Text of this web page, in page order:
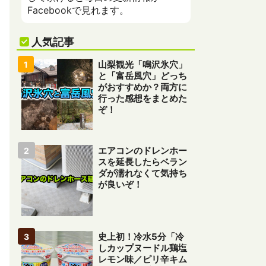
Facebookで見れます。
人気記事
山梨観光「鳴沢氷穴」
と「富岳風穴」どっち
がおすすめか？両方に
行った感想をまとめた
ぞ！
エアコンのドレンホー
スを延長したらベラン
ダが濡れなくて気持ち
が良いぞ！
史上初！冷水5分「冷
しカップヌードル鶏塩
レモン味／ピリ辛キム